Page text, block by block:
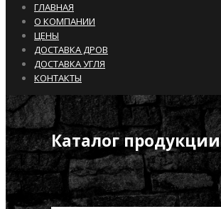
ГЛАВНАЯ
О КОМПАНИИ
ЦЕНЫ
ДОСТАВКА ДРОВ
ДОСТАВКА УГЛЯ
КОНТАКТЫ
Каталог продукции